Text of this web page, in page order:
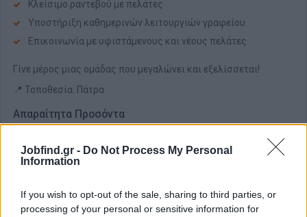
Jobfind.gr - Do Not Process My Personal
Information
If you wish to opt-out of the sale, sharing to third parties, or
processing of your personal or sensitive information for
Κλείσιμο ραντεβού με πελάτες
Υποστήριξη καθημερινών λειτουργιών γραφείου
Επικοινωνία με υφιστάμενους και νέους πελάτες
Γίνε μέρος μιας ομάδας που μεγαλώνει και εξελίσσεται!
📍 Τοποθεσία: Πάτρα
Απαραίτητα Προσόντα
Οργανωτικότητα και συνέπεια
Εμπειρία σε τηλεμάρκετινγκ θα εκτιμηθεί